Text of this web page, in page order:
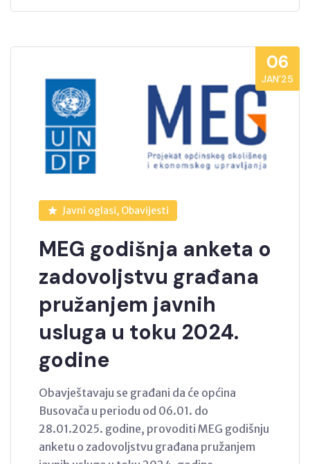
06
JAN’25
Javni oglasi, Obavijesti
MEG godišnja anketa o
zadovoljstvu građana
pružanjem javnih
usluga u toku 2024.
godine
Obavještavaju se građani da će općina
Busovača u periodu od 06.01. do
28.01.2025. godine, provoditi MEG godišnju
anketu o zadovoljstvu građana pružanjem